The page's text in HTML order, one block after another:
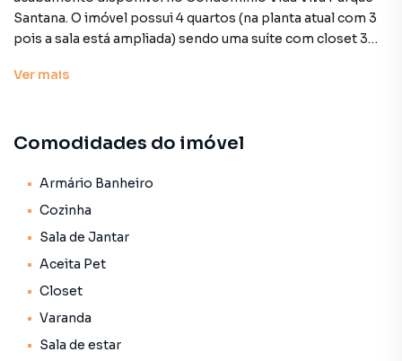
Ver mais
Comodidades do imóvel
Armário Banheiro
Cozinha
Sala de Jantar
Aceita Pet
Closet
Varanda
Sala de estar